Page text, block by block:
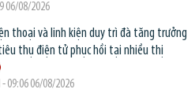
06/08/2026
thoại và linh kiện duy trì đà tăng trưởng
thụ điện tử phục hồi tại nhiều thị
- 09:06 06/08/2026